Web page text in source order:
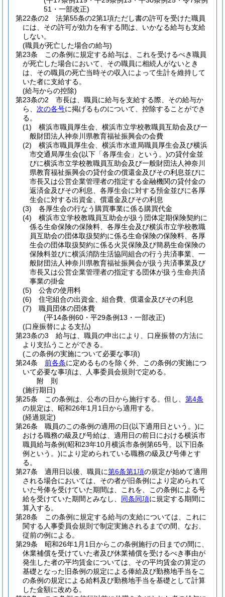
51・一部改正)
第22条の2
法第55条の2第1項ただし書の許可を受けた職員
には、その許可が効力を有する間は、いかなる給与も支給
しない。
(職員が死亡した場合の給与)
第23条
この条例に規定する給与は、これを受けるべき職員
が死亡した場合において、その職員に相続人がないとき
は、その職員の死亡当時その収入によって生計を維持して
いた者に支給する。
(給与からの控除)
第23条の2
市長は、職員に給与を支給する際、その給与か
ら、 次の各号に掲げるものについて、控除することができ
る。
(1)
横浜市職員厚生会、横浜市立学校教職員互助会及び一
般財団法人神奈川県教育福祉振興会の会費
(2)
横浜市職員厚生会、横浜市水道局職員厚生会及び横浜
市交通局厚生会(以下「各厚生会」という。)の貸付金並
びに横浜市立学校教職員互助会及び一般財団法人神奈川
県教育福祉振興会の貸付金の償還金及びその利息並びに
市長又は公営企業管理者の指定する金融機関の貸付金の
返済金及びその利息、各厚生会に対する預金並びに各厚
生会に対する出資金、償還金及びその利息
(3)
各厚生会の行なう購買事業に係る購買代金
(4)
横浜市立学校教職員互助会が扱う団体定期保険契約に
係る生命保険の保険料、各厚生会及び横浜市立学校教職
員互助会の団体取扱契約に係る生命保険の保険料、各厚
生会の団体取扱契約に係る火災保険及び簡易生命保険の
保険料並びに横浜消防生活協同組合の行う共済事業、一
般財団法人神奈川県教育福祉振興会が扱う共済事業及び
市長又は公営企業管理者の指定する団体が扱う生命共済
事業の掛金
(5)
公舎の使用料
(6)
住宅組合の出資金、組合費、償還金及びその利息
(7)
職員団体の団体費
(平14条例60・平29条例13・一部改正)
(口座振替による支払)
第23条の3
給与は、職員の申出により、口座振替の方法に
より支払うことができる。
(この条例の実施について必要な事項)
第24条
前各条に定めるものを除く外、この条例の実施につ
いて必要な事項は、人事委員会規則で定める。
附 則
(施行期日)
第25条
この条例は、公布の日から施行する。 但し、 第4条
の規定は、昭和26年1月1日から適用する。
(経過規定)
第26条
職員のこの条例の適用の日(以下適用日という。)に
おける職務の級及び号給は、適用日の前日における横浜市
職員給与条例(昭和23年10月横浜市条例第65号。以下旧条
例という。)により定められている職務の級及び号俸とす
る。
第27条
適用日以後、職員に第6条第1項の規定が始めて適用
される場合においては、その者が旧条例により定められて
いた号俸を受けていた期間は、これを、この条例による号
給を受けていた期間とみなし、 同条同項に規定する期間に
算入する。
第28条
この条例に規定する給与の支給については、これに
関する人事委員会規則で制定実施されるまでの間、なお、
従前の例による。
第29条
昭和26年1月1日からこの条例施行の日までの間に、
休業補償を受けていた者及び休業補償を受けるべき事由が
発生した者の平均賃金については、その平均賃金の算定の
基礎となった旧条例の規定による俸給及び勤務地手当をこ
の条例の規定による給料及び勤務地手当を基礎として計算
した金額に改める。